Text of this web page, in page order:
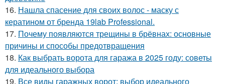
16. Нашла спасение для своих волос - маску с
кератином от бренда 19lab Professional.
17. Почему появляются трещины в брёвнах: основные
причины и способы предотвращения
18. Как выбрать ворота для гаража в 2025 году: советы
для идеального выбора
19. Все виды гаражных ворот: выбор идеального